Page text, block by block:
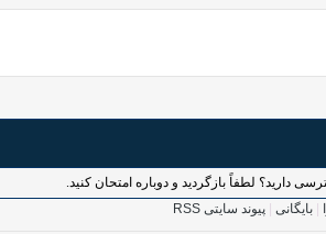
بایگانی پیوند سایتی RSS